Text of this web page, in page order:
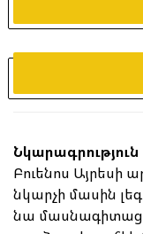
Նկարագրություն
Բուենոս Այրեսի
նկարչի մասին
նա